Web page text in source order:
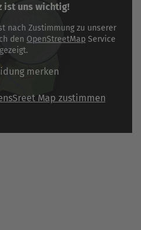
ist uns wichtig!
nach Zustimmung zu unserer
den OpenStreetMap Service
merken
Map zustimmen